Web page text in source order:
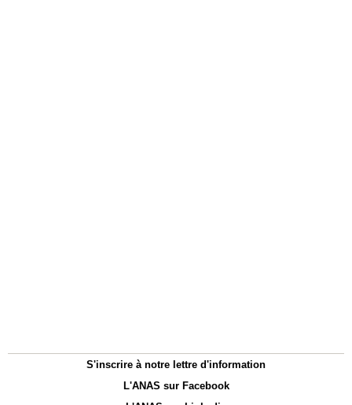
S'inscrire à notre lettre d'information
L'ANAS sur Facebook